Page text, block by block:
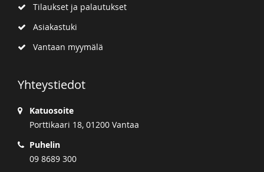
Tilaukset ja palautukset
Asiakastuki
Vantaan myymälä
Yhteystiedot
Katuosoite
Porttikaari 18, 01200 Vantaa
Puhelin
09 8689 300